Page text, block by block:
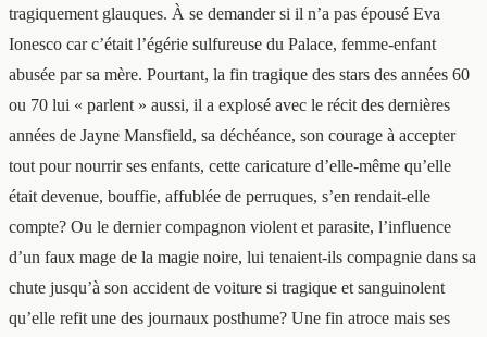
tragiquement glauques. À se demander si il n’a pas épousé Eva
Ionesco car c’était l’égérie sulfureuse du Palace, femme-enfant
abusée par sa mère. Pourtant, la fin tragique des stars des années 60
ou 70 lui « parlent » aussi, il a explosé avec le récit des dernières
années de Jayne Mansfield, sa déchéance, son courage à accepter
tout pour nourrir ses enfants, cette caricature d’elle-même qu’elle
était devenue, bouffie, affublée de perruques, s’en rendait-elle
compte? Ou le dernier compagnon violent et parasite, l’influence
d’un faux mage de la magie noire, lui tenaient-ils compagnie dans sa
chute jusqu’à son accident de voiture si tragique et sanguinolent
qu’elle refit une des journaux posthume? Une fin atroce mais ses